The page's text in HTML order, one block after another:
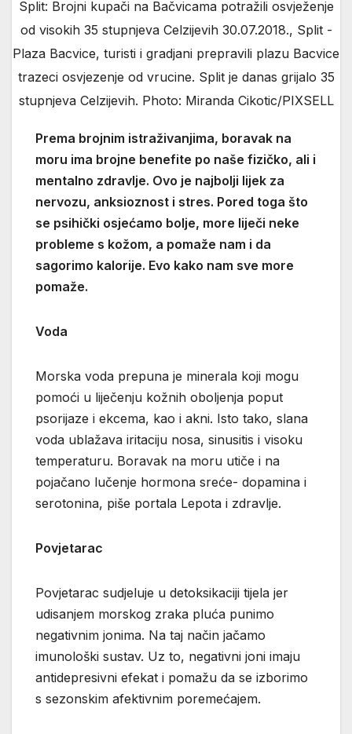
Split: Brojni kupači na Bačvicama potražili osvježenje
od visokih 35 stupnjeva Celzijevih 30.07.2018., Split -
Plaza Bacvice, turisti i gradjani prepravili plazu Bacvice
trazeci osvjezenje od vrucine. Split je danas grijalo 35
stupnjeva Celzijevih. Photo: Miranda Cikotic/PIXSELL
Prema brojnim istraživanjima, boravak na
moru ima brojne benefite po naše fizičko, ali i
mentalno zdravlje. Ovo je najbolji lijek za
nervozu, anksioznost i stres. Pored toga što
se psihički osjećamo bolje, more liječi neke
probleme s kožom, a pomaže nam i da
sagorimo kalorije. Evo kako nam sve more
pomaže.
Voda
Morska voda prepuna je minerala koji mogu
pomoći u liječenju kožnih oboljenja poput
psorijaze i ekcema, kao i akni. Isto tako, slana
voda ublažava iritaciju nosa, sinusitis i visoku
temperaturu. Boravak na moru utiče i na
pojačano lučenje hormona sreće- dopamina i
serotonina, piše portala Lepota i zdravlje.
Povjetarac
Povjetarac sudjeluje u detoksikaciji tijela jer
udisanjem morskog zraka pluća punimo
negativnim jonima. Na taj način jačamo
imunološki sustav. Uz to, negativni joni imaju
antidepresivni efekat i pomažu da se izborimo
s sezonskim afektivnim poremećajem.